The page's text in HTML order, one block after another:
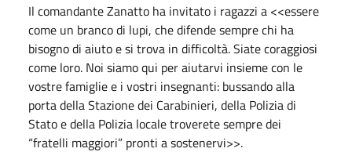
Il comandante Zanatto ha invitato i ragazzi a <<essere
come un branco di lupi, che difende sempre chi ha
bisogno di aiuto e si trova in difficoltà. Siate coraggiosi
come loro. Noi siamo qui per aiutarvi insieme con le
vostre famiglie e i vostri insegnanti: bussando alla
porta della Stazione dei Carabinieri, della Polizia di
Stato e della Polizia locale troverete sempre dei
“fratelli maggiori” pronti a sostenervi>>.